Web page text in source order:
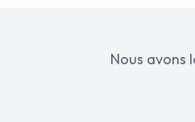
Nous avons